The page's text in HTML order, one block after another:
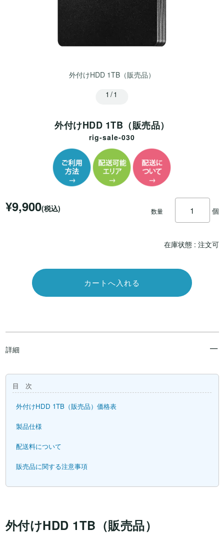
外付けHDD 1TB（販売品）
1/1
外付けHDD 1TB（販売品）
rig-sale-030
在庫状態 : 注文可
¥9,900(税込) 数量 個
詳細
目 次
外付けHDD 1TB（販売品）価格表
製品仕様
配送料について
販売品に関する注意事項
外付けHDD 1TB（販売品）